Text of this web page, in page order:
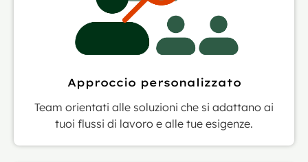
Approccio personalizzato
Team orientati alle soluzioni che si adattano ai
tuoi flussi di lavoro e alle tue esigenze.